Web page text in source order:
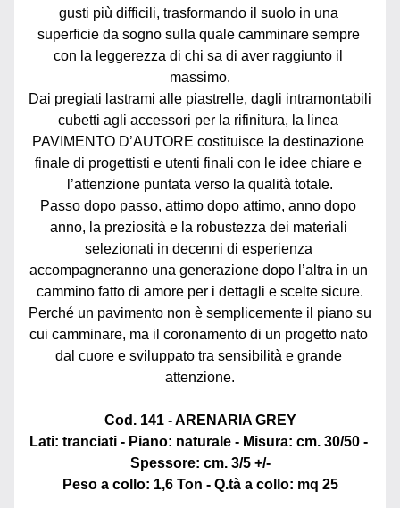
gusti più difficili, trasformando il suolo in una
superficie da sogno sulla quale camminare sempre
con la leggerezza di chi sa di aver raggiunto il
massimo.
Dai pregiati lastrami alle piastrelle, dagli intramontabili
cubetti agli accessori per la rifinitura, la linea
PAVIMENTO D’AUTORE costituisce la destinazione
finale di progettisti e utenti finali con le idee chiare e
l’attenzione puntata verso la qualità totale.
Passo dopo passo, attimo dopo attimo, anno dopo
anno, la preziosità e la robustezza dei materiali
selezionati in decenni di esperienza
accompagneranno una generazione dopo l’altra in un
cammino fatto di amore per i dettagli e scelte sicure.
Perché un pavimento non è semplicemente il piano su
cui camminare, ma il coronamento di un progetto nato
dal cuore e sviluppato tra sensibilità e grande
attenzione.
Cod. 141 - ARENARIA GREY
Lati: tranciati - Piano: naturale - Misura: cm. 30/50 -
Spessore: cm. 3/5 +/-
Peso a collo: 1,6 Ton - Q.tà a collo: mq 25